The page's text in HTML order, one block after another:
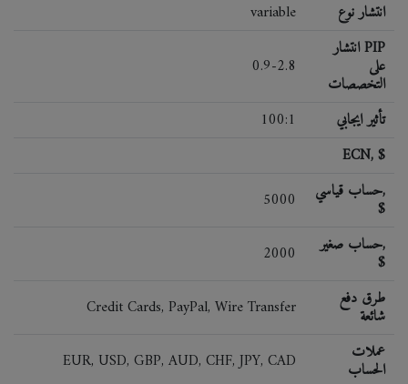
variable
انتشار نوع
0.9-2.8
انتشار PIP
على
التخصصات
100:1
تأثير ايجابي
ECN, $
5000
حساب قياسي,
$
2000
حساب صغير,
$
Credit Cards, PayPal, Wire Transfer
طرق دفع
شائعة
EUR, USD, GBP, AUD, CHF, JPY, CAD
عملات
الحساب